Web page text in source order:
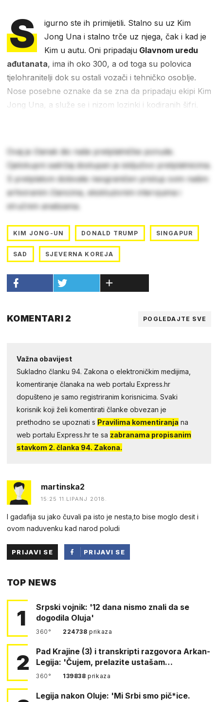
S
igurno ste ih primijetili. Stalno su uz Kim
Jong Una i stalno trče uz njega, čak i kad je
Kim u autu. Oni pripadaju Glavnom uredu
ađutanata, ima ih oko 300, a od toga su polovica
tjelohranitelji dok su ostali vozači i tehničko osoblje.
Nose posebne oznake da se zna da pripadaju ekipi Kim
Jong Una, a služe se i nizom lozinki i kodiranih šifri.
Ovaj je članak dio naše pretplatničke ponude.
Cjelokupni sadržaj dostupan je isključivo pretplatnicima.
S pretplatom dobivate neograničen pristup svim našim
arhiviranim člancima, ekskluzivnim intervjuima i
stručnim analizama.
KIM JONG-UN DONALD TRUMP SINGAPUR
SAD SJEVERNA KOREJA
KOMENTARI 2 POGLEDAJTE SVE
Važna obavijest
Sukladno članku 94. Zakona o elektroničkim medijima,
komentiranje članaka na web portalu Express.hr
dopušteno je samo registriranim korisnicima. Svaki
korisnik koji želi komentirati članke obvezan je
prethodno se upoznati s Pravilima komentiranja na
web portalu Express.hr te sa zabranama propisanim
stavkom 2. članka 94. Zakona.
martinska2
15:25 11.LIPANJ 2018.
I gadafija su jako čuvali pa isto je nesta,to bise moglo desit i
ovom naduvenku kad narod poludi
PRIJAVI SE
PRIJAVI SE
TOP NEWS
1
Srpski vojnik: '12 dana nismo znali da se
dogodila Oluja'
360° 224738prikaza
2
Pad Krajine (3) i transkripti razgovora Arkan-
Legija: 'Čujem, prelazite ustašam…
360° 139838prikaza
Legija nakon Oluje: 'Mi Srbi smo pič*ice.